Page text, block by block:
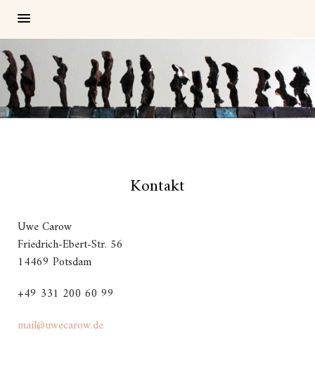
Kontakt
Uwe Carow
Friedrich-Ebert-Str. 56
14469 Potsdam
+49 331 200 60 99
mail@uwecarow.de